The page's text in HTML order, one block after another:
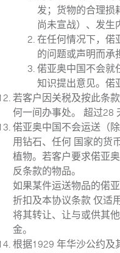
发；货物的合理损
尚未宣战）、发生
在任何情况下，偌
的问题或声明而承
偌亚奥中国不会就
知识提出意见。偌
若客户因关税及按此条
何一间办事处。 超过28
偌亚奥中国不会运送（
用钻石、任何 国家的货
植物。若客户要求偌亚
反条款的物品。
如果某件运送物品的偌
折扣及本协议条款 仅适
将其转让、让与或供其
金。
根据1929 年华沙公约及
我们的服务
国际快递